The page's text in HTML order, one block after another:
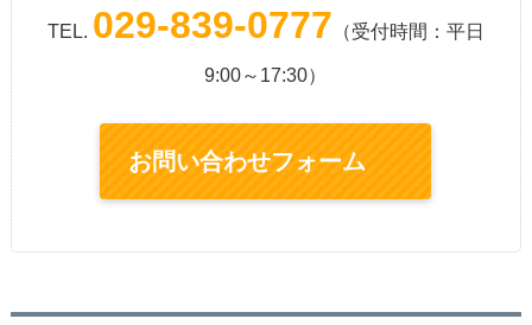
TEL. 029-839-0777 （受付時間：平日
9:00～17:30）
お問い合わせフォーム